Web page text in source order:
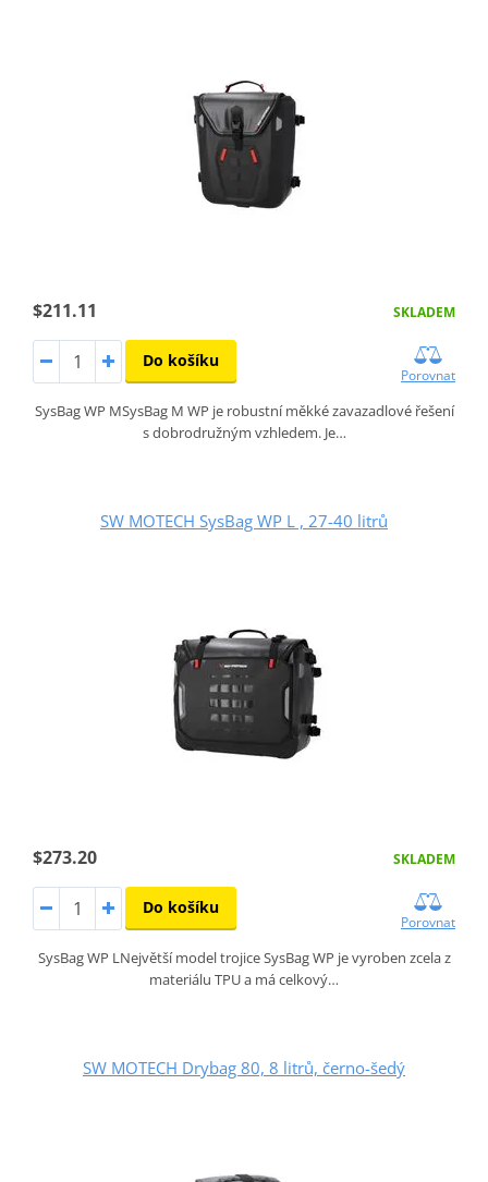
$211.11 SKLADEM
Do košíku
Porovnat
SysBag WP MSysBag M WP je robustní měkké zavazadlové řešení
s dobrodružným vzhledem. Je…
SW MOTECH SysBag WP L , 27-40 litrů
$273.20 SKLADEM
Do košíku
Porovnat
SysBag WP LNejvětší model trojice SysBag WP je vyroben zcela z
materiálu TPU a má celkový…
SW MOTECH Drybag 80, 8 litrů, černo-šedý